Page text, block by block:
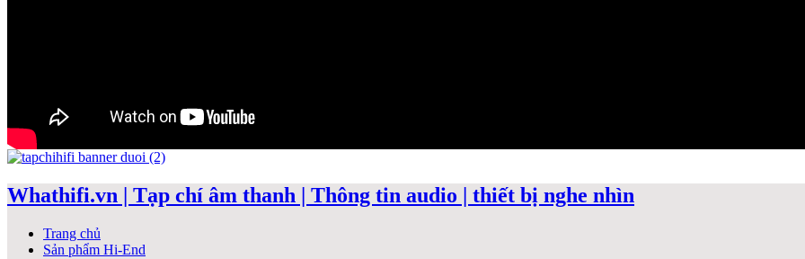
Whathifi.vn | Tạp chí âm thanh | Thông tin audio | thiết bị nghe nhìn
Trang chủ
Sản phẩm Hi-End